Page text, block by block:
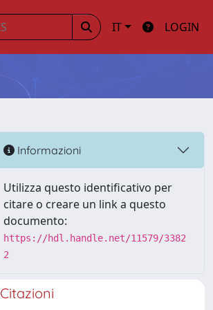
IT LOGIN
Informazioni
Utilizza questo identificativo per
citare o creare un link a questo
documento:
https://hdl.handle.net/11579/3382
2
Citazioni